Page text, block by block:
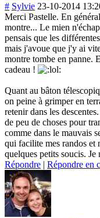
# Sylvie 23-10-2014
Merci Pastelle. En
montre... Le mien
pensais que les
mais j'avoue que j'y ai
montre tombe en panne.
cadeau !
Quant au bâton
on peine à grimper en
retenir dans les
de peu de choses pour
comme dans le mauvais
qui facilite mes randos et
quelques petits soucis. Je
Répondre | Répondre en